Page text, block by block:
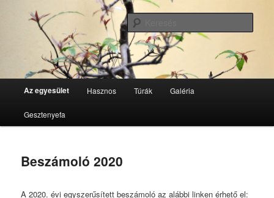
GesztenyeKék
GesztenyeKék Természetbarát Egyesület honlapja
Az egyesület Hasznos Túrák Galéria
Gesztenyefa
Beszámoló 2020
A 2020. évi egyszerűsített beszámoló az alábbi linken érhető el: